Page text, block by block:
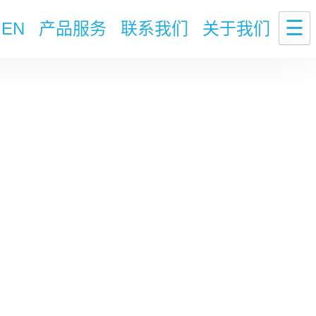
EN 产品服务 联系我们 关于我们 ☰